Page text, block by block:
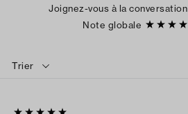
Joignez-vous à la conversation
Note globale
Trier